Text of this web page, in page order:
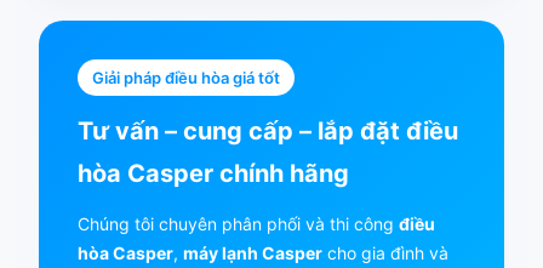
Giải pháp điều hòa giá tốt
Tư vấn – cung cấp – lắp đặt điều
hòa Casper chính hãng
Chúng tôi chuyên phân phối và thi công điều
hòa Casper, máy lạnh Casper cho gia đình và